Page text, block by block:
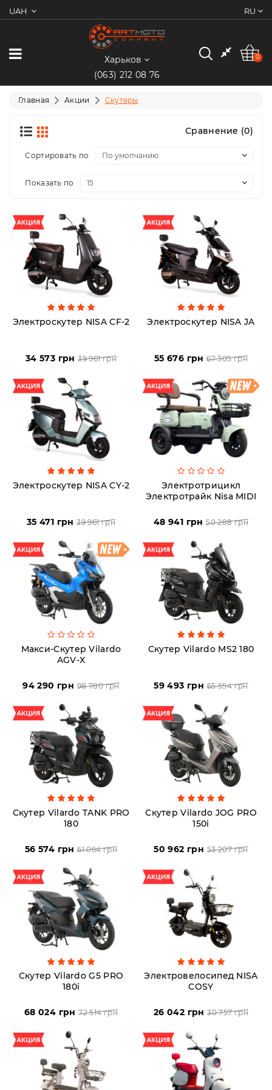
UAH RU
0
Категории
Мотоциклы
Скутеры/
Мопеды
Экипировка
Запчасти
Аксессуары
Акции
Харьков
(063)
Режим
Пн-
Пт
09:00
19:00
19:00
выходной
Харьков
(063) 212 08 76
0
Главная Акции Скутеры
Сравнение (0)
Сортировать по
Показать по
Электроскутер NISA CF-2
34 573 грн 39 961 грн
Электроскутер NISA JA
55 676 грн 67 305 грн
Электроскутер NISA CY-2
35 471 грн 39 961 грн
Электротрицикл
Электротрайк Nisa MIDI
48 941 грн 50 288 грн
Макси-Скутер Vilardo
AGV-X
94 290 грн 98 780 грн
Скутер Vilardo MS2 180
59 493 грн 65 554 грн
Скутер Vilardo TANK PRO
180
56 574 грн 61 064 грн
Скутер Vilardo JOG PRO
150i
50 962 грн 53 207 грн
Скутер Vilardo G5 PRO
180i
68 024 грн 72 514 грн
Электровелосипед NISA
COSY
26 042 грн 30 757 грн